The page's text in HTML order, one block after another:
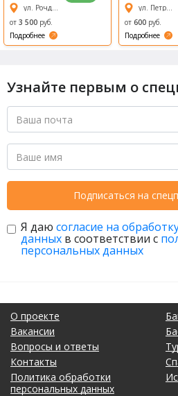
ул. Рочдельская, 15 ст 30
от 3 500 руб.
Подробнее
ымисаунами
Возрождени
е (Revival)
ул. Петровка, д. 19 стр. 3
от 600 руб.
Подробнее
Узнайте первым о
Подписаться на
Я даю согласие на
данных в соответствии с
персональных данных
О проекте
Вакансии
Вопросы и ответы
Контакты
Политика обработки
персональных данных